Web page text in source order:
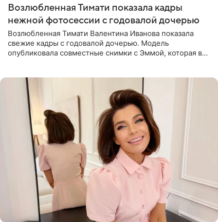
Возлюбленная Тимати показала кадры
нежной фотосессии с годовалой дочерью
Возлюбленная Тимати Валентина Иванова показала
свежие кадры с годовалой дочерью. Модель
опубликовала совместные снимки с Эммой, которая в